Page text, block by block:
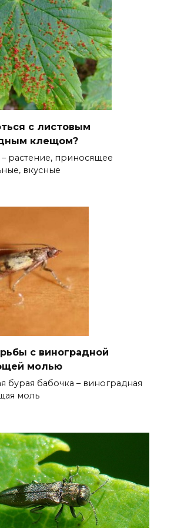
с листовым
клещом?
растение, приносящее
вкусные
с виноградной
молью
бурая бабочка – виноградная
моль